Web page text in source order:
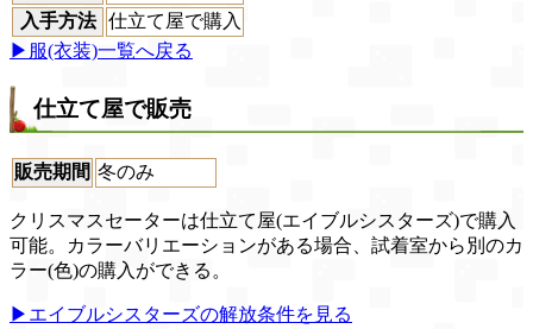
入手方法
仕立て屋で購入
▶服(衣装)一覧へ戻る
仕立て屋で販売
販売期間 冬のみ
クリスマスセーターは仕立て屋(エイブルシスターズ)で購入
可能。カラーバリエーションがある場合、試着室から別のカ
ラー(色)の購入ができる。
▶エイブルシスターズの解放条件を見る